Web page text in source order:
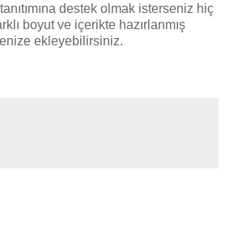
destek olmak isterseniz hiç
boyut ve içerikte hazırlanmış
ekleyebilirsiniz.